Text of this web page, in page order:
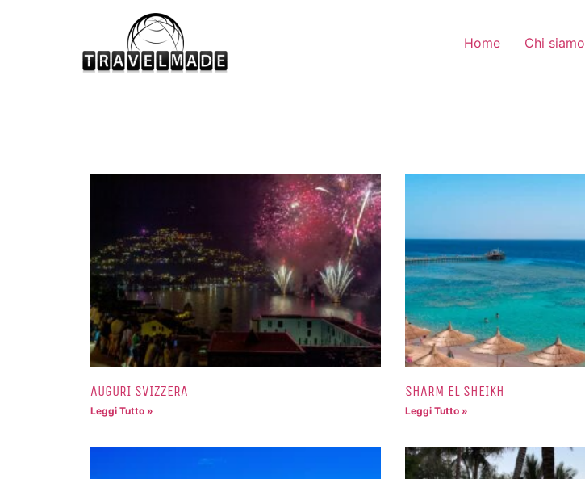
Home Chi siamo
AUGURI SVIZZERA
Leggi Tutto »
SHARM EL SHEIKH
Leggi Tutto »